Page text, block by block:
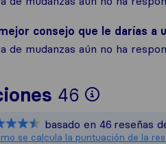
consejo que le darías a
de mudanzas aún no ha
46
Para
Sirelo
Todas
basado en 46 reseñas
se calcula la puntuación de la